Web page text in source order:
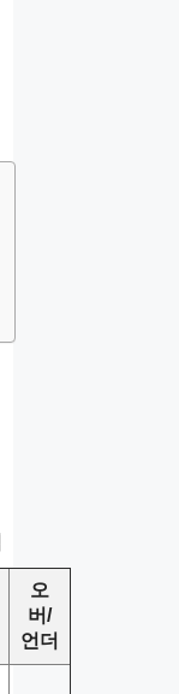
오
버/
언더